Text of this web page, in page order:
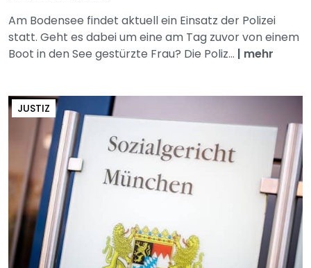
Am Bodensee findet aktuell ein Einsatz der Polizei
statt. Geht es dabei um eine am Tag zuvor von einem
Boot in den See gestürzte Frau? Die Poliz... | mehr
JUSTIZ